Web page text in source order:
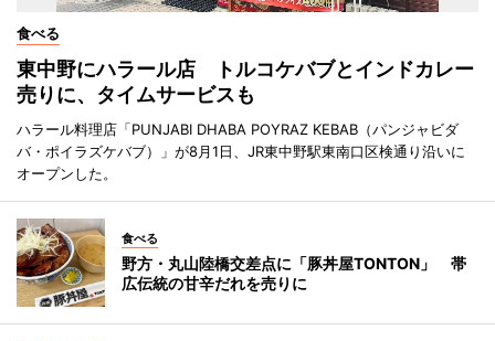
食べる
東中野にハラール店 トルコケバブとインドカレー
売りに、タイムサービスも
ハラール料理店「PUNJABI DHABA POYRAZ KEBAB（パンジャビダ
バ・ポイラズケバブ）」が8月1日、JR東中野駅東南口区検通り沿いに
オープンした。
食べる
野方・丸山陸橋交差点に「豚丼屋TONTON」 帯
広伝統の甘辛だれを売りに